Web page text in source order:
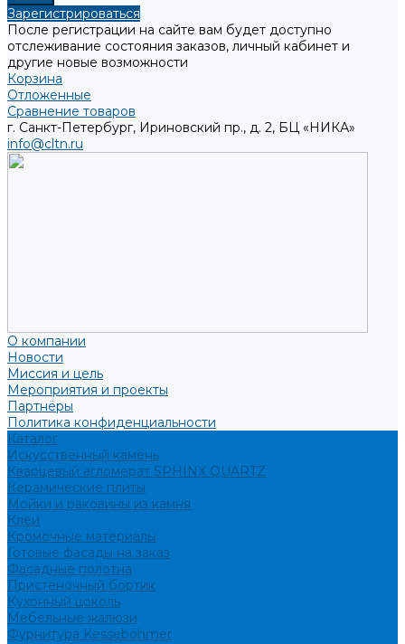
Зарегистрироваться
После регистрации на сайте вам будет доступно
отслеживание состояния заказов, личный кабинет и
другие новые возможности
Корзина
Отложенные
Сравнение товаров
г. Санкт-Петербург, Ириновский пр., д. 2, БЦ «НИКА»
info@cltn.ru
О компании
Новости
Миссия и цель
Мероприятия и проекты
Партнёры
Политика конфиденциальности
Каталог
Искусственный камень
Кварцевый агломерат SPHINX QUARTZ
Керамические плиты
Мойки и раковины из камня
Клеи
Кромочные материалы
Готовые фасады на заказ
Фасадные полотна
Пристеночный бортик
Кухонный цоколь
Мебельные жалюзи
Фурнитура Kesseböhmer